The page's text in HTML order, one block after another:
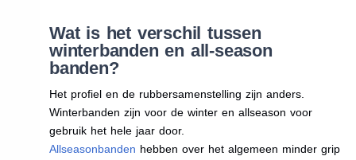
Wat is het verschil tussen
winterbanden en all-season
banden?
Het profiel en de rubbersamenstelling zijn anders.
Winterbanden zijn voor de winter en allseason voor
gebruik het hele jaar door.
Allseasonbanden hebben over het algemeen minder grip